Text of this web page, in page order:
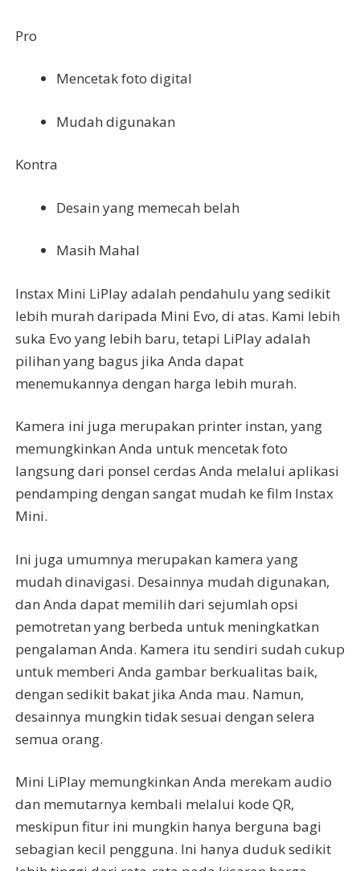
Pro
Mencetak foto digital
Mudah digunakan
Kontra
Desain yang memecah belah
Masih Mahal
Instax Mini LiPlay adalah pendahulu yang sedikit
lebih murah daripada Mini Evo, di atas. Kami lebih
suka Evo yang lebih baru, tetapi LiPlay adalah
pilihan yang bagus jika Anda dapat
menemukannya dengan harga lebih murah.
Kamera ini juga merupakan printer instan, yang
memungkinkan Anda untuk mencetak foto
langsung dari ponsel cerdas Anda melalui aplikasi
pendamping dengan sangat mudah ke film Instax
Mini.
Ini juga umumnya merupakan kamera yang
mudah dinavigasi. Desainnya mudah digunakan,
dan Anda dapat memilih dari sejumlah opsi
pemotretan yang berbeda untuk meningkatkan
pengalaman Anda. Kamera itu sendiri sudah cukup
untuk memberi Anda gambar berkualitas baik,
dengan sedikit bakat jika Anda mau. Namun,
desainnya mungkin tidak sesuai dengan selera
semua orang.
Mini LiPlay memungkinkan Anda merekam audio
dan memutarnya kembali melalui kode QR,
meskipun fitur ini mungkin hanya berguna bagi
sebagian kecil pengguna. Ini hanya duduk sedikit